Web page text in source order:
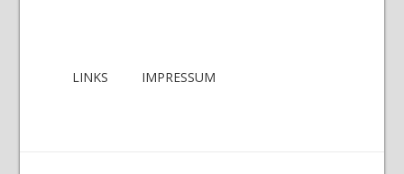
LINKS IMPRESSUM